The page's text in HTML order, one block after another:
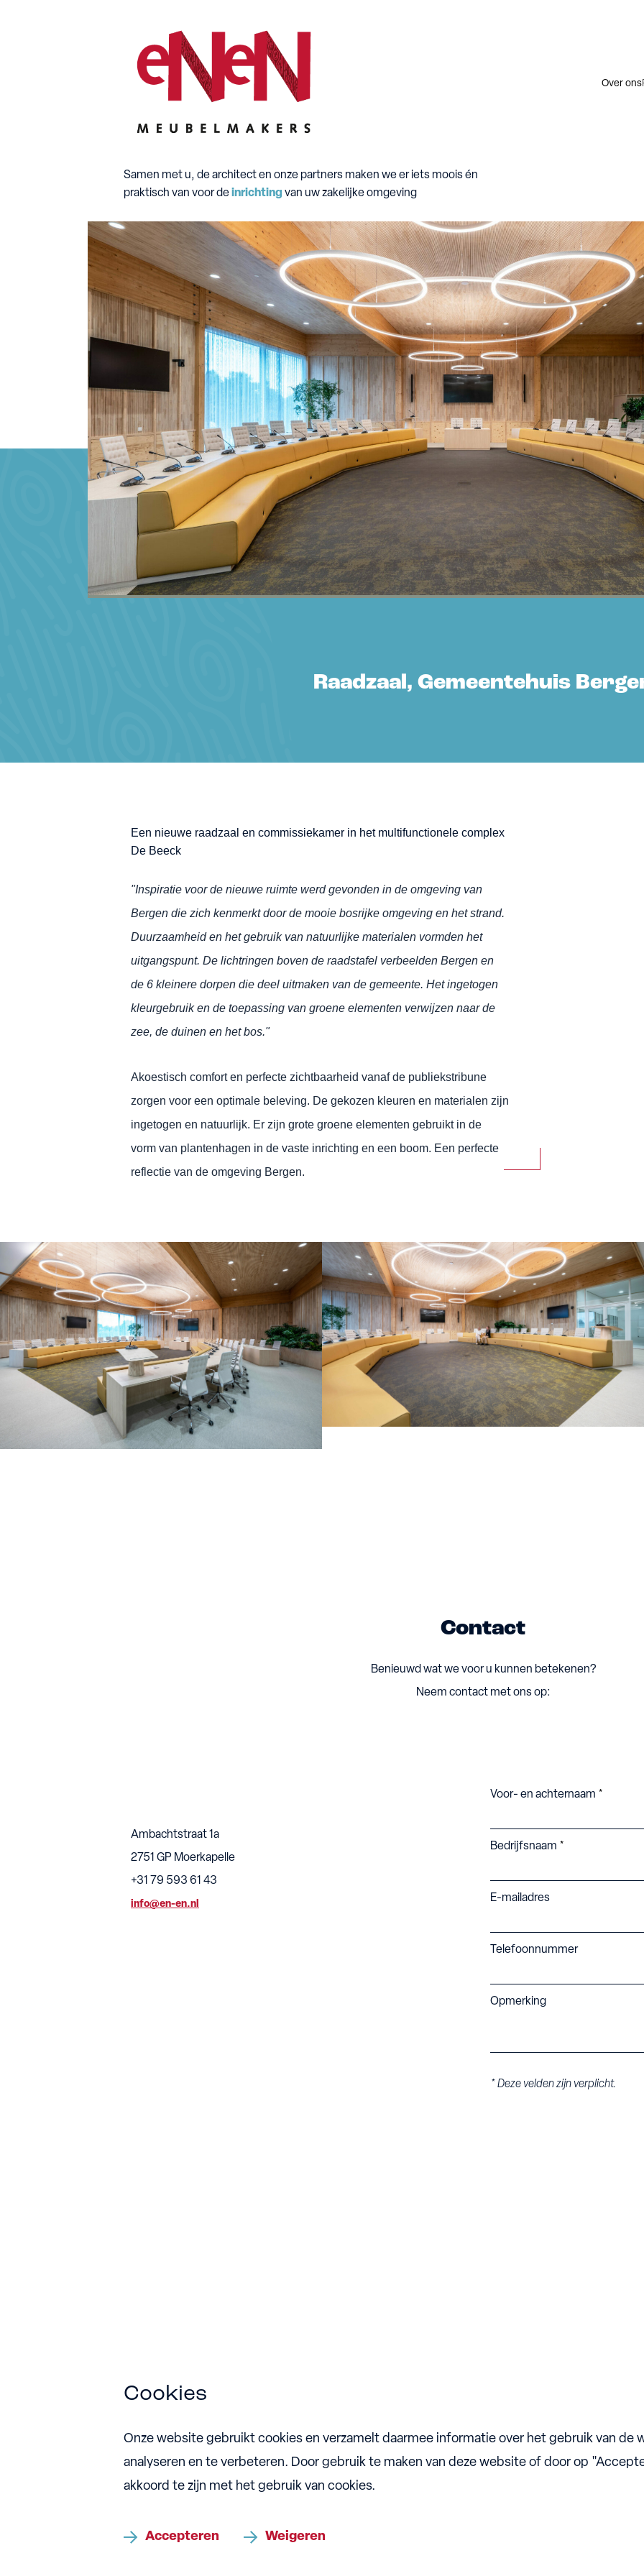
Cookies
Onze website gebruikt cookies en verzamelt daarmee informatie over het gebruik van de
analyseren en te verbeteren. Door gebruik te maken van deze website of door op
akkoord te zijn met het gebruik van cookies.
Accepteren Weigeren
Over ons
Samen met u, de architect en onze partners maken we er iets moois én
praktisch van voor de inrichting van uw zakelijke omgeving
Raadzaal, Gemeentehuis
Een nieuwe raadzaal en commissiekamer in het multifunctionele complex
De Beeck
"Inspiratie voor de nieuwe ruimte werd gevonden in de omgeving van
Bergen die zich kenmerkt door de mooie bosrijke omgeving en het strand.
Duurzaamheid en het gebruik van natuurlijke materialen vormden het
uitgangspunt. De lichtringen boven de raadstafel verbeelden Bergen en
de 6 kleinere dorpen die deel uitmaken van de gemeente. Het ingetogen
kleurgebruik en de toepassing van groene elementen verwijzen naar de
zee, de duinen en het bos."
Akoestisch comfort en perfecte zichtbaarheid vanaf de publiekstribune
zorgen voor een optimale beleving. De gekozen kleuren en materialen zijn
ingetogen en natuurlijk. Er zijn grote groene elementen gebruikt in de
vorm van plantenhagen in de vaste inrichting en een boom. Een perfecte
reflectie van de omgeving Bergen.
Contact
Benieuwd wat we voor u kunnen betekenen?
Neem contact met ons op:
Ambachtstraat 1a
2751 GP Moerkapelle
+31 79 593 61 43
info@en-en.nl
Voor- en achternaam
Bedrijfsnaam
E-mailadres
Telefoonnummer
Opmerking
* Deze velden zijn verplicht.
©Copyright - EnEn Meubelmakers2026 | Alle rechten voorbehouden | Technology by AppStudio